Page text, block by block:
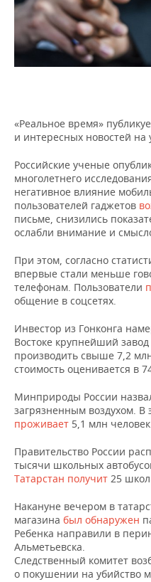
НЕФТЕХИМИЯ
НЕФТЬ
ОПК
РОЗНИЧНАЯ ТОРГОВЛЯ
ТРАНСПОРТ
НОВОСТИ ТЕХНОЛОГИЙ
ТЕЛЕКОММУНИКАЦИИ
МЕРОПРИЯТИЯ
НОВОСТИ
БИЗНЕС-БРАНЧИ
ONLINE-КОНФЕРЕНЦИИ
ОТКРЫТАЯ ЛЕКЦИЯ
ФУТБОЛ
БАСКЕТБОЛ
ВОЛЕЙБОЛ
КИБЕРСПОРТ
ФИГУРНОЕ КАТАНИЕ
ХОККЕЙ С МЯЧОМ
НОВОСТИ ОБЩЕСТВА
ИНФРАСТРУКТУРА
ИСТОРИЯ
КУЛЬТУРА
МЕДИЦИНА
ПРОИСШЕСТВИЯ
ФОТОГАЛЕРЕЯ
СЮЖЕТЫ
СПРАВОЧНИК
СПИСОК ПЕРСОН
СПИСОК КОМПАНИЙ
ПОЛНАЯ ВЕРСИЯ
«Реальное время»
и интересных новостей на
Российские ученые
многолетнего
негативное влияние
пользователей гаджетов
письме, снизились
ослабли внимание и
При этом, согласно
впервые стали меньше
телефонам. Пользователи
общение в соцсетях.
Инвестор из Гонконга
Востоке крупнейший
производить свыше 7,2
стоимость оценивается в
Минприроды России
загрязненным воздухом. В
проживает 5,1 млн
Правительство России
тысячи школьных
Татарстан получит 25
Накануне вечером в
магазина был обнаружен
Ребенка направили в
Альметьевска.
Следственный комитет
о покушении на убийство